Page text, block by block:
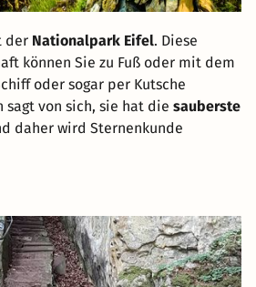
der Nationalpark Eifel. Diese
können Sie zu Fuß oder mit dem
oder sogar per Kutsche
sagt von sich, sie hat die sauberste
daher wird Sternenkunde